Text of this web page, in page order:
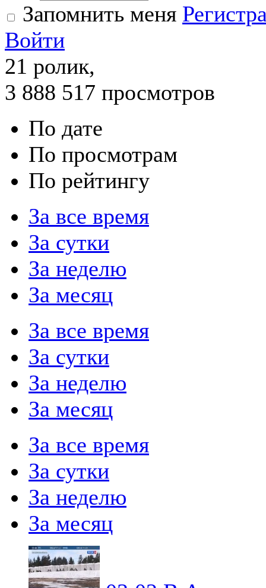
Запомнить меня
Войти
21 ролик,
3 888 517 просмотров
По дате
По просмотрам
По рейтингу
За все время
За сутки
За неделю
За месяц
За все время
За сутки
За неделю
За месяц
За все время
За сутки
За неделю
За месяц